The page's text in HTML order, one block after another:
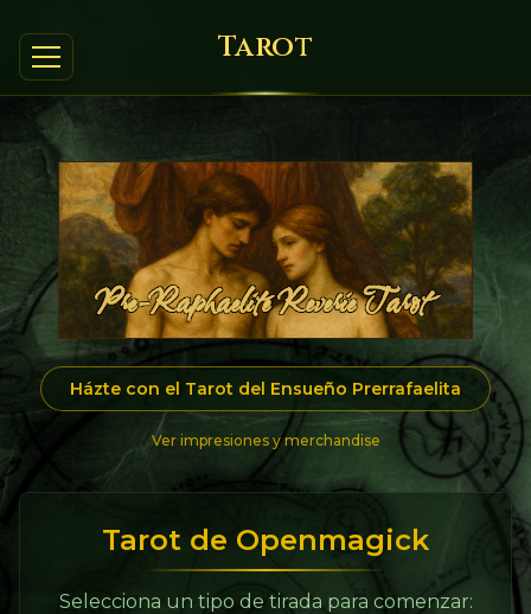
Tarot
Házte con el Tarot del Ensueño Prerrafaelita
Ver impresiones y merchandise
Tarot de Openmagick
Selecciona un tipo de tirada para comenzar: